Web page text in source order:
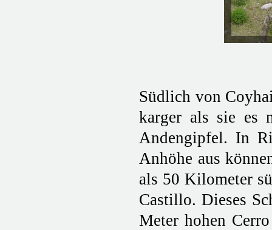
Südlich von
karger als sie es
Andengipfel. In
Anhöhe aus
als 50 Kilometer
Castillo. Dieses
Meter hohen